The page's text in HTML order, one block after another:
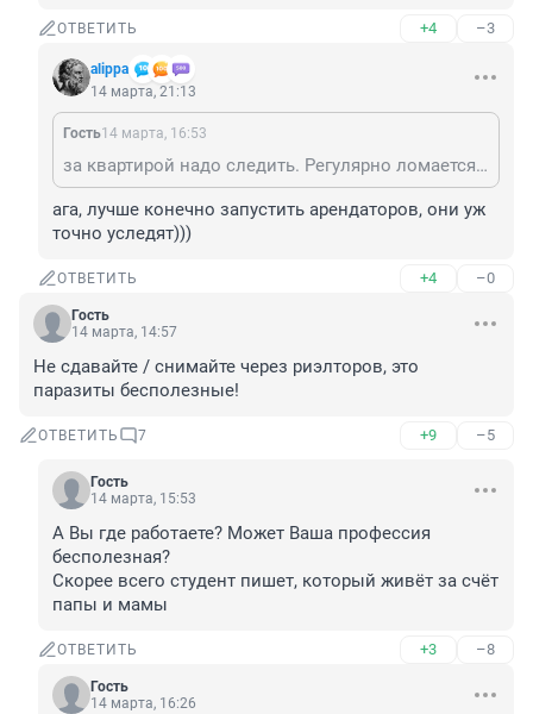
ОТВЕТИТЬ +4 –3
alippa
14 марта, 21:13
Гость14 марта, 16:53
за квартирой надо следить. Регулярно ломается сантехника сама по себе от старости. А если вы перекроете воду, то в закрытой квартире пересыхает унитаз и вся вонь канализации идет в помещение. Бытовая техника тоже требует контроля. Соседи могут затопить, а вы даже не узнаете. Откроете через пару месяцев, а там все вздулось. На все подобные ситуации надо сразу быстро реагировать. Кто это будет делать, вы сами будете бегать проверять? Или датчики понаставите? Ну если денег куры не клюют...
ага, лучше конечно запустить арендаторов, они уж
точно уследят)))
ОТВЕТИТЬ +4 –0
Гость
14 марта, 14:57
Не сдавайте / снимайте через риэлторов, это
паразиты бесполезные!
ОТВЕТИТЬ 7 +9 –5
Гость
14 марта, 15:53
А Вы где работаете? Может Ваша профессия
бесполезная?
Скорее всего студент пишет, который живёт за счёт
папы и мамы
ОТВЕТИТЬ +3 –8
Гость
14 марта, 16:26